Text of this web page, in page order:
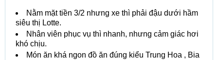
Nằm mặt tiền 3/2 nhưng xe thì phải đậu dưới hầm
siêu thị Lotte.
Nhân viên phục vụ thì nhanh, nhưng cảm giác hơi
khó chịu.
Món ăn khá ngon đồ ăn đúng kiểu Trung Hoa , Bia